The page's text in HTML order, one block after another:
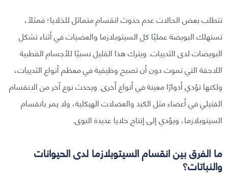
تتطلب بعض الحالات عدم حدوث انقسام متماثل للخلايا؛ فمثلًا،
تستهلك البويضة عمليًا كل السيتوبلازما والعضيات في أثناء تشكل
البويضات لدى الثدييات. ويترك هذا القليل نسبيًا للأجسام القطبية
اللاحقة التي تموت دون أن تصبح وظيفية في معظم أنواع الثدييات،
ولكنها تؤدي أدوارًا معينة في أنواع أخرى. ويحدث نوع آخر من الانقسام
الفتيلي في أعضاء مثل الكبد والعضلات الهيكلية، ولا يمر بانقسام
السيتوبلازما، ويؤدي إلى إنتاج خلايا عديدة النوى.
ما الفرق بين انقسام السيتوبلازما لدى الحيوانات
والنباتات؟